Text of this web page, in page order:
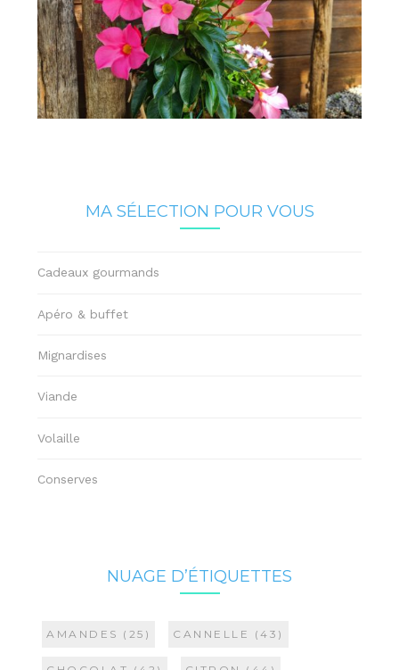
MA SÉLECTION POUR VOUS
Cadeaux gourmands
Apéro & buffet
Mignardises
Viande
Volaille
Conserves
NUAGE D’ÉTIQUETTES
AMANDES (25) CANNELLE (43)